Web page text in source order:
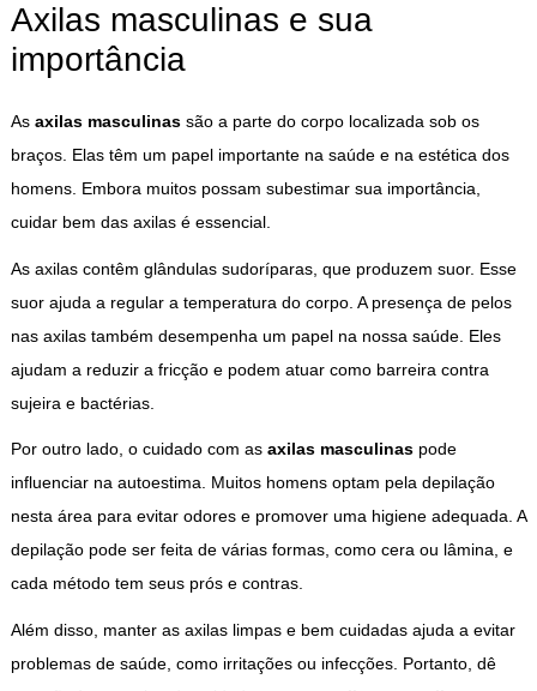
Axilas masculinas e sua
importância
As axilas masculinassão a parte do corpo localizada sob os
braços. Elas têm um papel importante na saúde e na estética dos
homens. Embora muitos possam subestimar sua importância,
cuidar bem das axilas é essencial.
As axilas contêm glândulas sudoríparas, que produzem suor. Esse
suor ajuda a regular a temperatura do corpo. A presença de pelos
nas axilas também desempenha um papel na nossa saúde. Eles
ajudam a reduzir a fricção e podem atuar como barreira contra
sujeira e bactérias.
Por outro lado, o cuidado com as axilas masculinaspode
influenciar na autoestima. Muitos homens optam pela depilação
nesta área para evitar odores e promover uma higiene adequada. A
depilação pode ser feita de várias formas, como cera ou lâmina, e
cada método tem seus prós e contras.
Além disso, manter as axilas limpas e bem cuidadas ajuda a evitar
problemas de saúde, como irritações ou infecções. Portanto, dê